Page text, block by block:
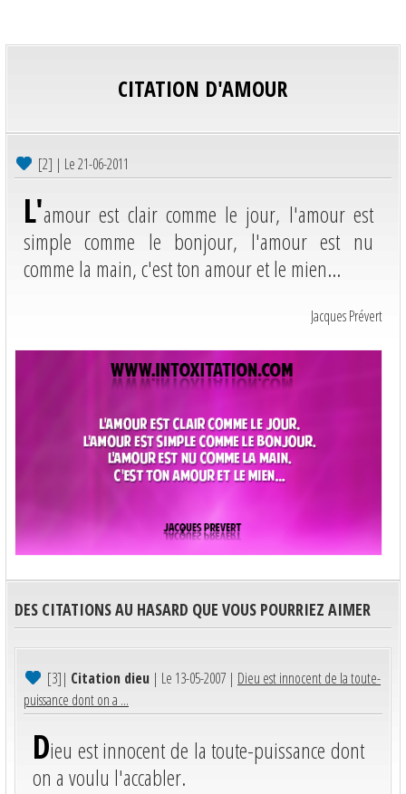
CITATION D'AMOUR
[2] | Le 21-06-2011
L'amour est clair comme le jour, l'amour est
simple comme le bonjour, l'amour est nu
comme la main, c'est ton amour et le mien...
Jacques Prévert
DES CITATIONS AU HASARD QUE VOUS POURRIEZ AIMER
[3]| Citation dieu | Le 13-05-2007 | Dieu est innocent de la toute-
puissance dont on a ...
Dieu est innocent de la toute-puissance dont
on a voulu l'accabler.